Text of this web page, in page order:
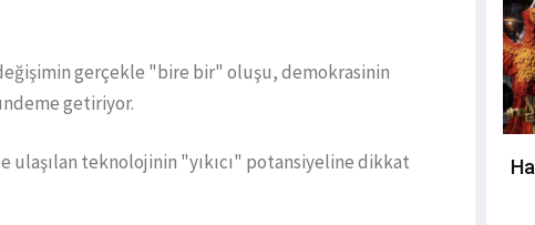
gerçekle "bire bir" oluşu, demokrasinin
getiriyor.
ulaşılan teknolojinin "yıkıcı" potansiyeline dikkat